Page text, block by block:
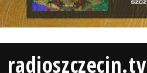
radioszczecin.tv